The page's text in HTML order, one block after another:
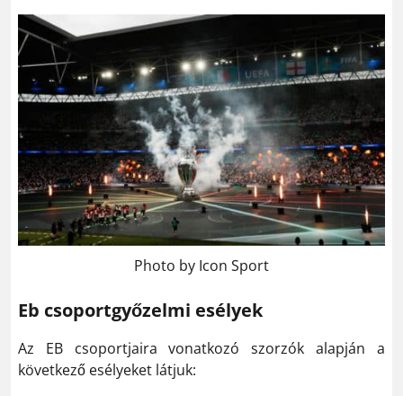
Photo by Icon Sport
Eb csoportgyőzelmi esélyek
Az EB csoportjaira vonatkozó szorzók alapján a
következő esélyeket látjuk: